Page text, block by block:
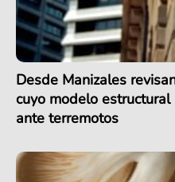
Desde Manizales
cuyo modelo
ante terremotos